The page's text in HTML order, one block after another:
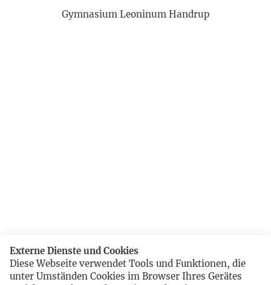
Gymnasium Leoninum Handrup
Externe Dienste und Cookies
Diese Webseite verwendet Tools und Funktionen, die
unter Umständen Cookies im Browser Ihres Gerätes